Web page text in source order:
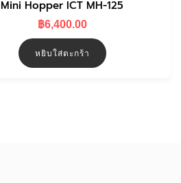
Mini Hopper ICT MH-125
฿6,400.00
หยิบใส่ตะกร้า